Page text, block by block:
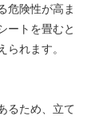
危険性が高ま
ートを畳むと
れます。
るため、立て